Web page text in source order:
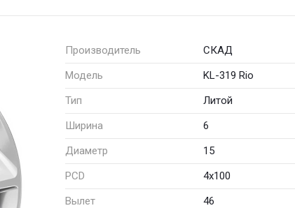
Производитель
СКАД
Модель
KL-319 Rio
Тип
Литой
Ширина
6
Диаметр
15
PCD
4x100
Вылет
46